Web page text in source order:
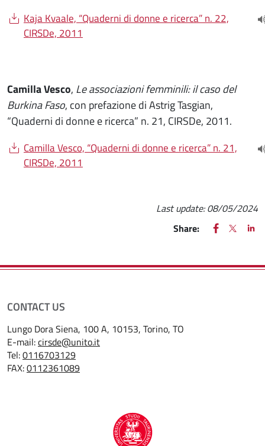
Document
Kaja Kvaale, “Quaderni di donne e ricerca” n. 22,
CIRSDe, 2011
Camilla Vesco, Le associazioni femminili: il caso del
Burkina Faso, con prefazione di Astrig Tasgian,
“Quaderni di donne e ricerca” n. 21, CIRSDe, 2011.
Document
Camilla Vesco, “Quaderni di donne e ricerca” n. 21,
CIRSDe, 2011
Last update:08/05/2024
Share:
FACEBOOK
(apre una
X
(apre
CONTACT US
Lungo Dora Siena, 100 A, 10153, Torino, TO
E-mail:cirsde@unito.it
Tel:0116703129
FAX:0112361089